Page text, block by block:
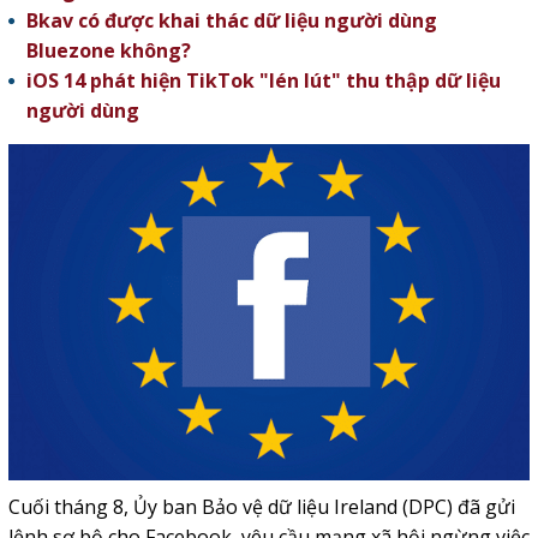
Bkav có được khai thác dữ liệu người dùng
Bluezone không?
iOS 14 phát hiện TikTok "lén lút" thu thập dữ liệu
người dùng
Cuối tháng 8, Ủy ban Bảo vệ dữ liệu Ireland (DPC) đã gửi